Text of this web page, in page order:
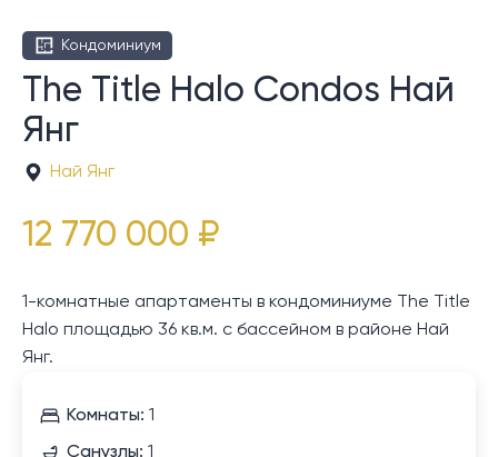
Кондоминиум
The Title Halo Condos Най
Янг
Най Янг
12 770 000 ₽
1-комнатные апартаменты в кондоминиуме The Title
Halo площадью 36 кв.м. с бассейном в районе Най
Янг.
Комнаты: 1
Санузлы: 1